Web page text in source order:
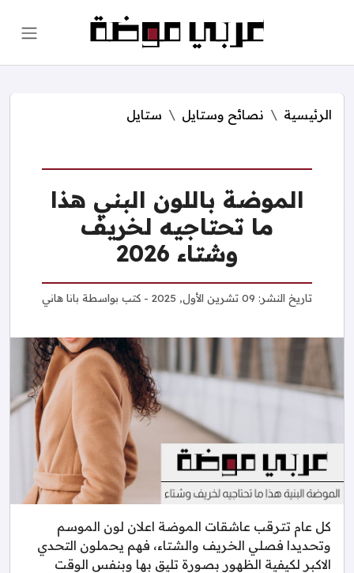
الرئيسية نصائح وستايل ستايل
الموضة باللون البني هذا
ما تحتاجيه لخريف
وشتاء 2026
تاريخ النشر: 09 تشرين الأول, 2025 - كتب بواسطة بانا هاني
كل عام تترقب عاشقات الموضة اعلان لون الموسم
وتحديدا فصلي الخريف والشتاء، فهم يحملون التحدي
الاكبر لكيفية الظهور بصورة تليق بها وبنفس الوقت